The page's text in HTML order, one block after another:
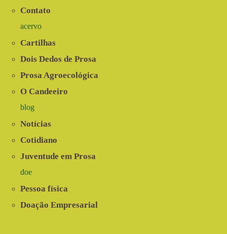
comunicação
Contato
acervo
Cartilhas
Dois Dedos de Prosa
Prosa Agroecológica
O Candeeiro
blog
Notícias
Cotidiano
Juventude em Prosa
doe
Pessoa física
Doação Empresarial